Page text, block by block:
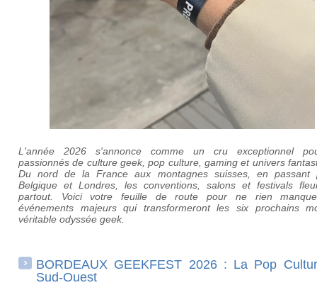
L'année 2026 s'annonce comme un cru exceptionnel
passionnés de culture geek, pop culture, gaming et univers
Du nord de la France aux montagnes suisses, en passant
Belgique et Londres, les conventions, salons et festivals
partout. Voici votre feuille de route pour ne rien
événements majeurs qui transformeront les six prochains
véritable odyssée geek.
BORDEAUX GEEKFEST 2026 : La Pop
Sud-Ouest